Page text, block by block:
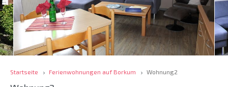
Startseite Ferienwohnungen auf Borkum Wohnung2